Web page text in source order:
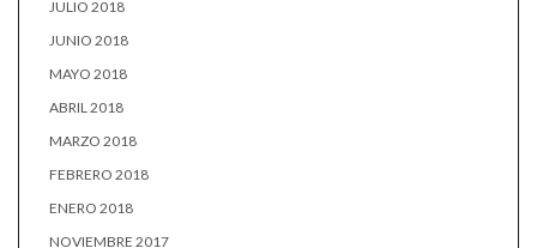
JULIO 2018
JUNIO 2018
MAYO 2018
ABRIL 2018
MARZO 2018
FEBRERO 2018
ENERO 2018
NOVIEMBRE 2017